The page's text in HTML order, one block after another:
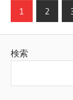
投
の
ー
1 2
検索